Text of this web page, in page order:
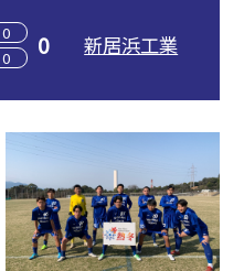
0 新居浜工業